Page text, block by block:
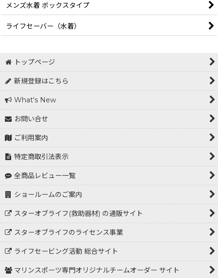
メンズ水着 ボックスタイプ
ライフセーバー（水着）
トップページ
新規登録はこちら
What's New
お問い合せ
ご利用案内
特定商取引法表示
全商品レビュー一覧
ショールームのご案内
スターオブライフ(救助器材) の通販サイト
スターオブライフのライセンス事業
ライフセービング活動 総合サイト
マリンスポーツ専門オリジナルチームオーダー サイト